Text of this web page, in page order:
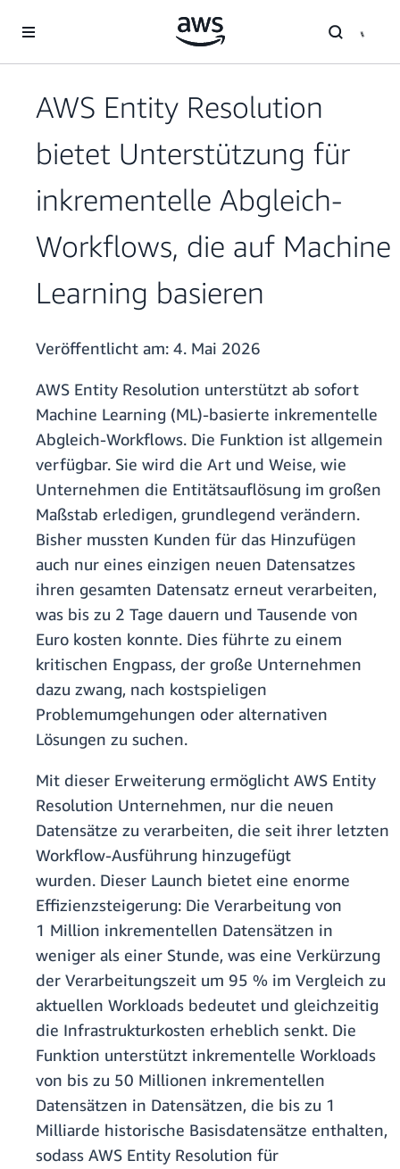
Überspringen zum Hauptinhalt
AWS Entity Resolution
bietet Unterstützung für
inkrementelle Abgleich-
Workflows, die auf Machine
Learning basieren
Veröffentlicht am: 4. Mai 2026
AWS Entity Resolution unterstützt ab sofort
Machine Learning (ML)-basierte inkrementelle
Abgleich-Workflows. Die Funktion ist allgemein
verfügbar. Sie wird die Art und Weise, wie
Unternehmen die Entitätsauflösung im großen
Maßstab erledigen, grundlegend verändern.
Bisher mussten Kunden für das Hinzufügen
auch nur eines einzigen neuen Datensatzes
ihren gesamten Datensatz erneut verarbeiten,
was bis zu 2 Tage dauern und Tausende von
Euro kosten konnte. Dies führte zu einem
kritischen Engpass, der große Unternehmen
dazu zwang, nach kostspieligen
Problemumgehungen oder alternativen
Lösungen zu suchen.
Mit dieser Erweiterung ermöglicht AWS Entity
Resolution Unternehmen, nur die neuen
Datensätze zu verarbeiten, die seit ihrer letzten
Workflow-Ausführung hinzugefügt
wurden. Dieser Launch bietet eine enorme
Effizienzsteigerung: Die Verarbeitung von
1 Million inkrementellen Datensätzen in
weniger als einer Stunde, was eine Verkürzung
der Verarbeitungszeit um 95 % im Vergleich zu
aktuellen Workloads bedeutet und gleichzeitig
die Infrastrukturkosten erheblich senkt. Die
Funktion unterstützt inkrementelle Workloads
von bis zu 50 Millionen inkrementellen
Datensätzen in Datensätzen, die bis zu 1
Milliarde historische Basisdatensätze enthalten,
sodass AWS Entity Resolution für